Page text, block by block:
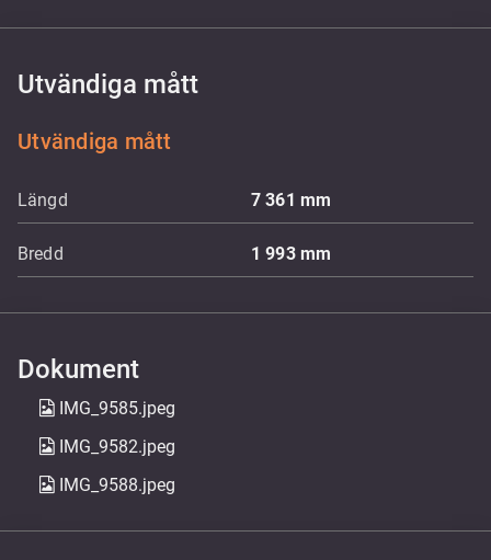
Utvändiga mått
Utvändiga mått
Längd 7 361 mm
Bredd 1 993 mm
Dokument
IMG_9585.jpeg
IMG_9582.jpeg
IMG_9588.jpeg